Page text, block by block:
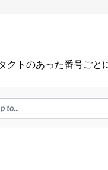
トのあった番号ごと